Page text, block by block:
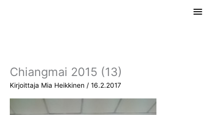
Chiangmai 2015 (13)
Kirjoittaja Mia Heikkinen / 16.2.2017